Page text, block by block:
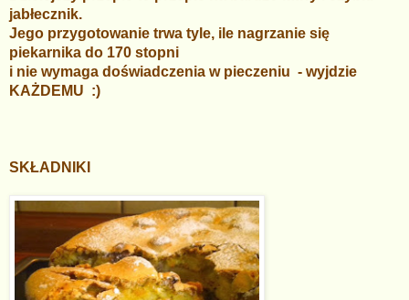
jabłecznik.
Jego przygotowanie trwa tyle, ile nagrzanie się
piekarnika do 170 stopni
i nie wymaga doświadczenia w pieczeniu - wyjdzie
KAŻDEMU :)
SKŁADNIKI